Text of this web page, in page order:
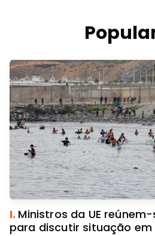
I. Ministros da UE
para discutir situação em